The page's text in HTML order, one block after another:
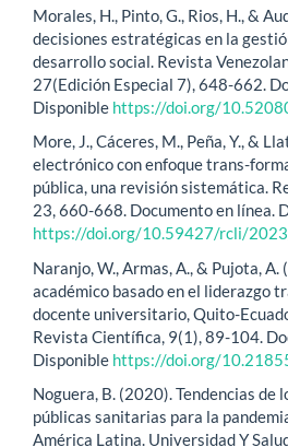
Morales, H., Pinto, G., Rios, H., &
decisiones estratégicas en la
desarrollo social. Revista
27(Edición Especial 7), 648-662.
Disponible https://doi.org/
More, J., Cáceres, M., Peña, Y., &
electrónico con enfoque trans-
pública, una revisión sistemática.
23, 660-668. Documento en línea.
https://doi.org/10.59427/rcli/
Naranjo, W., Armas, A., & Pujota,
académico basado en el liderazgo
docente universitario, Quito-
Revista Científica, 9(1), 89-104.
Disponible https://doi.org/
Noguera, B. (2020). Tendencias de
públicas sanitarias para la
América Latina. Universidad Y